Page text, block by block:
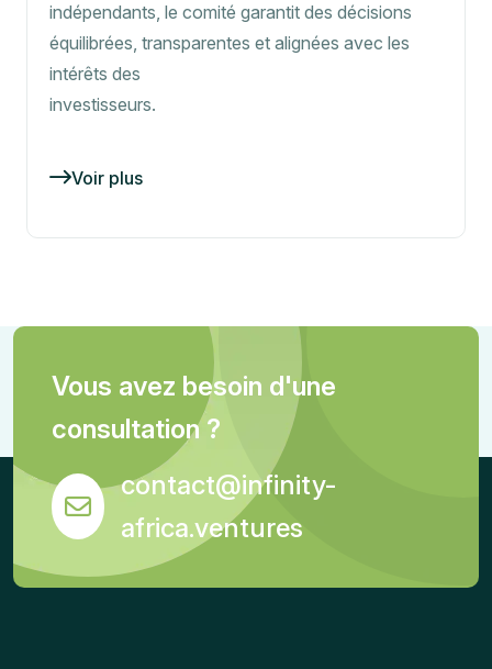
indépendants, le comité garantit des décisions
équilibrées, transparentes et alignées avec les
intérêts des
investisseurs.
Voir plus
Vous avez besoin d'une
consultation ?
contact@infinity-
africa.ventures